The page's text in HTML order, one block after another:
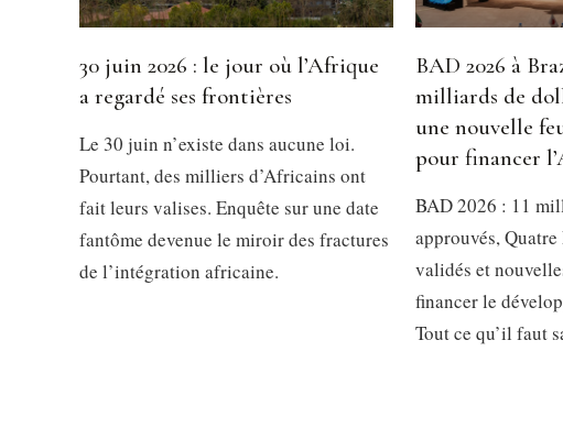
30 juin 2026 : le jour où l’Afrique
a regardé ses frontières
Le 30 juin n’existe dans aucune loi.
Pourtant, des milliers d’Africains ont
fait leurs valises. Enquête sur une date
fantôme devenue le miroir des fractures
de l’intégration africaine.
BAD 2026 à
milliards de
une nouvelle
pour financer
BAD 2026 : 11
approuvés,
validés et
financer le
Tout ce qu’il faut